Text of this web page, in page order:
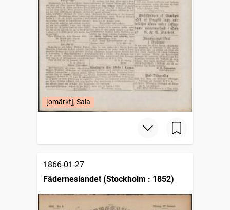
[omärkt], Sala
1866-01-27
Fäderneslandet (Stockholm : 1852)